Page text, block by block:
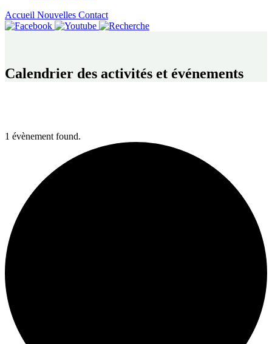
Accueil Nouvelles Contact
Calendrier des activités et événements
1 évènement found.